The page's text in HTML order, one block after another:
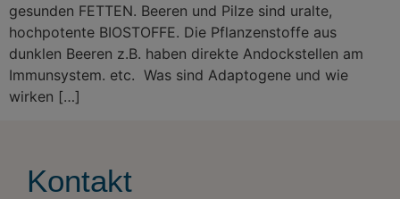
gesunden FETTEN. Beeren und Pilze sind uralte,
hochpotente BIOSTOFFE. Die Pflanzenstoffe aus
dunklen Beeren z.B. haben direkte Andockstellen am
Immunsystem. etc. Was sind Adaptogene und wie
wirken […]
Kontakt